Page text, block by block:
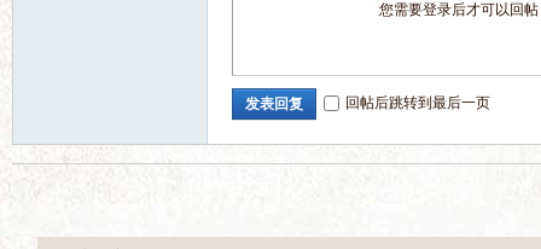
您需要登录后才可以回帖
发表回复 回帖后跳转到最后一页